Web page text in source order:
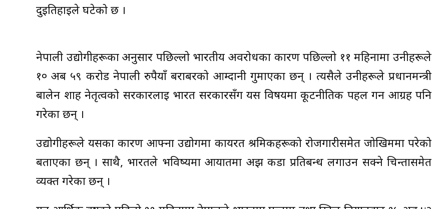
दुईतिहाइले घटेको छ ।
नेपाली उद्योगीहरूका अनुसार पछिल्लो भारतीय अवरोधका कारण पछिल्लो ११ महिनामा उनीहरूले
१० अर्ब ५९ करोड नेपाली रुपैयाँ बराबरको आम्दानी गुमाएका छन् । त्यसैले उनीहरूले प्रधानमन्त्री
बालेन शाह नेतृत्वको सरकारलाई भारत सरकारसँग यस विषयमा कूटनीतिक पहल गर्न आग्रह पनि
गरेका छन् ।
उद्योगीहरूले यसका कारण आफ्ना उद्योगमा कार्यरत श्रमिकहरूको रोजगारीसमेत जोखिममा परेको
बताएका छन् । साथै, भारतले भविष्यमा आयातमा अझ कडा प्रतिबन्ध लगाउन सक्ने चिन्तासमेत
व्यक्त गरेका छन् ।